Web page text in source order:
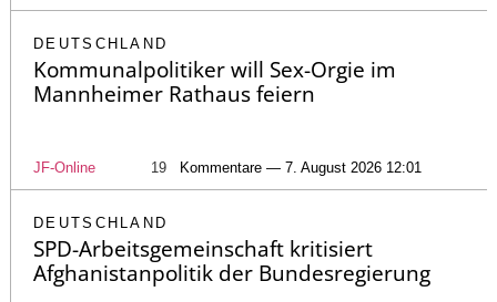
DEUTSCHLAND
Kommunalpolitiker will Sex-Orgie im
Mannheimer Rathaus feiern
JF-Online 19 Kommentare — 7. August 2026 12:01
DEUTSCHLAND
SPD-Arbeitsgemeinschaft kritisiert
Afghanistanpolitik der Bundesregierung